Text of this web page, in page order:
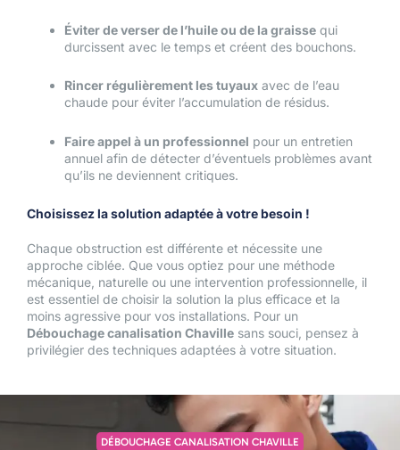
Éviter de verser de l’huile ou de la graisse qui
durcissent avec le temps et créent des bouchons.
Rincer régulièrement les tuyaux avec de l’eau
chaude pour éviter l’accumulation de résidus.
Faire appel à un professionnel pour un entretien
annuel afin de détecter d’éventuels problèmes avant
qu’ils ne deviennent critiques.
Choisissez la solution adaptée à votre besoin !
Chaque obstruction est différente et nécessite une
approche ciblée. Que vous optiez pour une méthode
mécanique, naturelle ou une intervention professionnelle, il
est essentiel de choisir la solution la plus efficace et la
moins agressive pour vos installations. Pour un
Débouchage canalisation Chaville sans souci, pensez à
privilégier des techniques adaptées à votre situation.
DÉBOUCHAGE CANALISATION CHAVILLE